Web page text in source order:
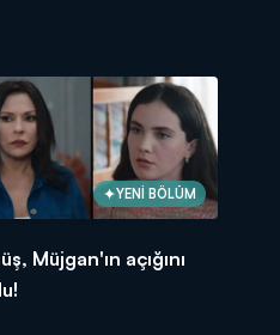
YENİ BÖLÜM
Müjgan'ın açığını